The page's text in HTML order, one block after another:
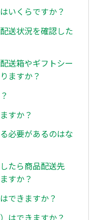
いくらですか？
送状況を確認した
送箱やギフトシー
ますか？
すか？
必要があるのはな
たら商品配送先
すか？
できますか？
はできますか？